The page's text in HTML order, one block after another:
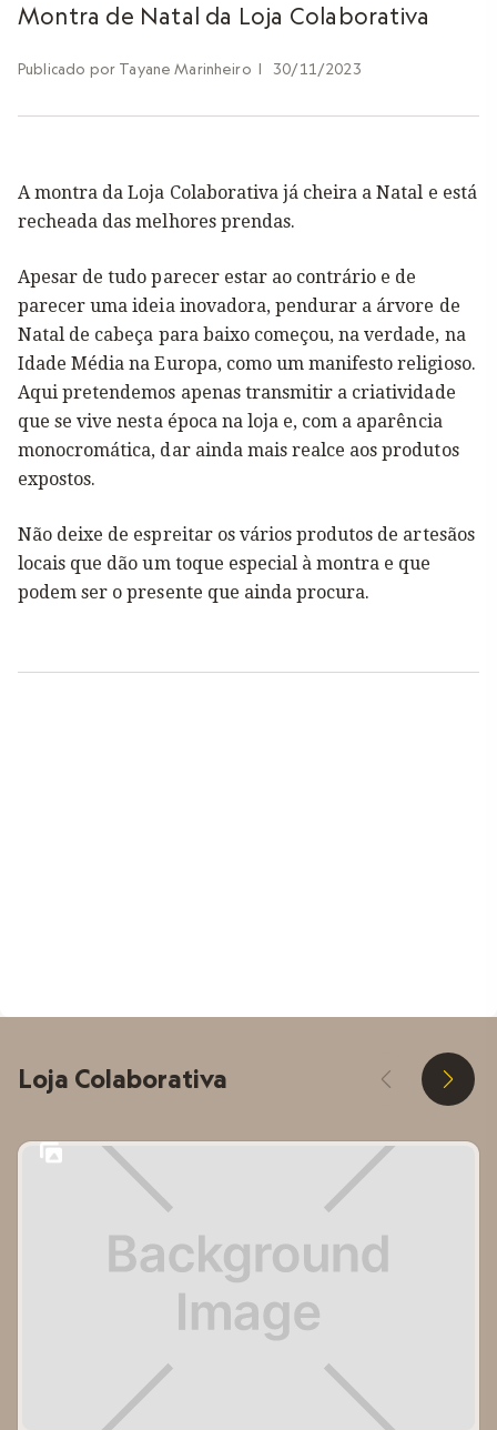
Montra de Natal da Loja Colaborativa
Publicado por Tayane Marinheiro | 30/11/2023
A montra da Loja Colaborativa já cheira a Natal e está
recheada das melhores prendas.
Apesar de tudo parecer estar ao contrário e de
parecer uma ideia inovadora, pendurar a árvore de
Natal de cabeça para baixo começou, na verdade, na
Idade Média na Europa, como um manifesto religioso.
Aqui pretendemos apenas transmitir a criatividade
que se vive nesta época na loja e, com a aparência
monocromática, dar ainda mais realce aos produtos
expostos.
Não deixe de espreitar os vários produtos de artesãos
locais que dão um toque especial à montra e que
podem ser o presente que ainda procura.
Loja Colaborativa D E